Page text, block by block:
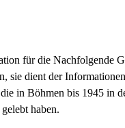
für die Nachfolgende
sie dient der
in Böhmen bis 1945 in
haben.